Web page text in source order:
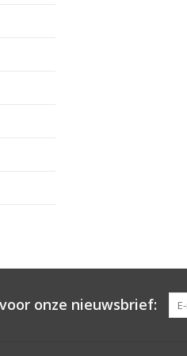
onze nieuwsbrief: